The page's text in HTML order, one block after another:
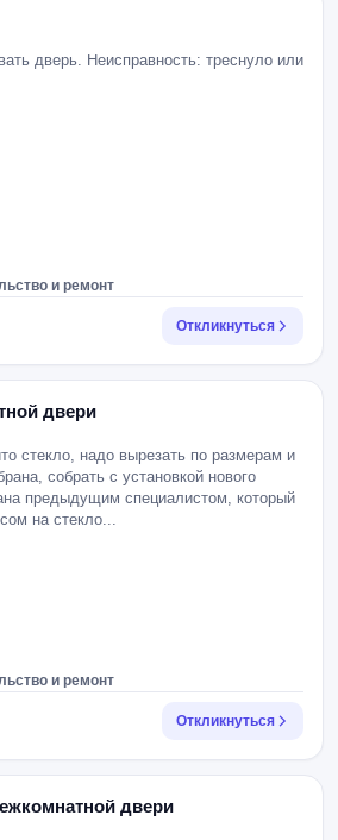
дверь. Неисправность: треснуло или
и ремонт
Откликнуться
двери
стекло, надо вырезать по размерам и
собрать с установкой нового
предыдущим специалистом, который
на стекло...
и ремонт
Откликнуться
двери